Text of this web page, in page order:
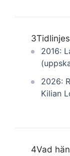
3
2016:
2026:
Kilian
4Vad